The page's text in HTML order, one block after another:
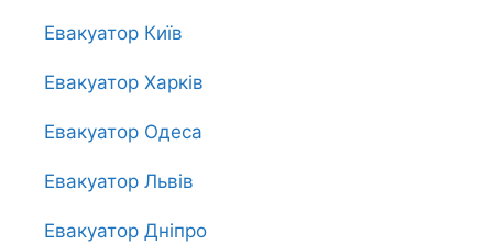
Евакуатор Київ
Евакуатор Харків
Евакуатор Одеса
Евакуатор Львів
Евакуатор Дніпро